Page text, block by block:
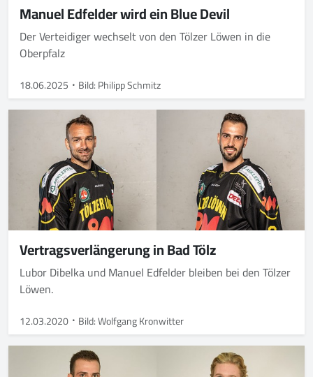
Manuel Edfelder wird ein Blue Devil
Der Verteidiger wechselt von den Tölzer Löwen in die
Oberpfalz
18.06.2025 Bild: Philipp Schmitz
Vertragsverlängerung in Bad Tölz
Lubor Dibelka und Manuel Edfelder bleiben bei den Tölzer
Löwen.
12.03.2020 Bild: Wolfgang Kronwitter